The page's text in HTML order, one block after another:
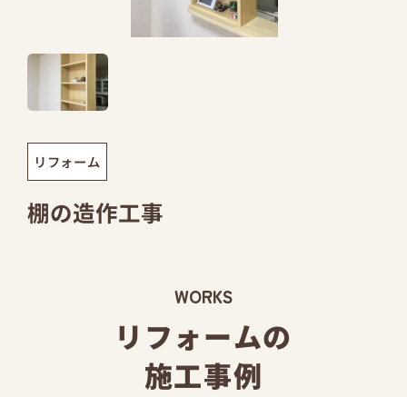
リフォーム
棚の造作工事
WORKS
リフォームの
施工事例